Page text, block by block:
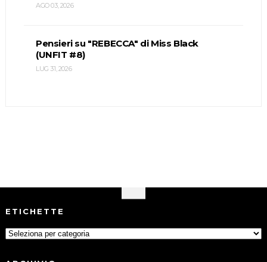
AGO 03, 2026
Pensieri su "REBECCA" di Miss Black
(UNFIT #8)
LUG 31, 2026
ETICHETTE